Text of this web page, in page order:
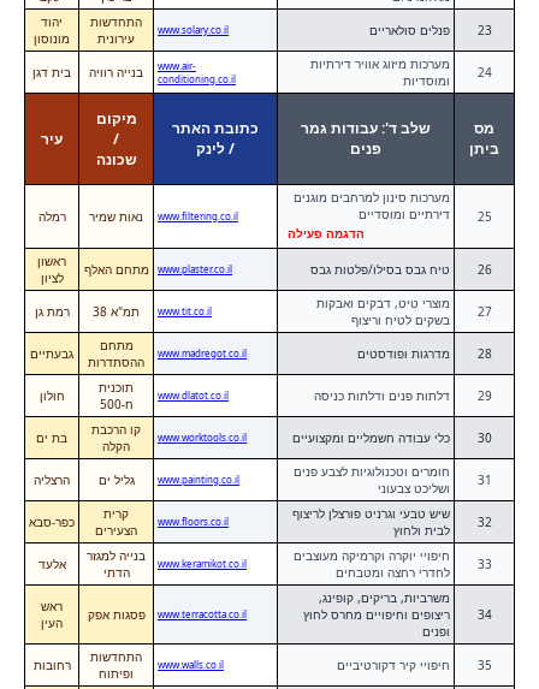
יהוד
מונוסון
התחדשות
עירונית
www.solary.co.il פנלים סולאריים 23
בית דגן בנייה רוויה
www.air-
conditioning.co.il
מערכות מיזוג אוויר דירתיות
ומוסדיות
24
עיר
מיקום
/
שכונה
כתובת האתר
/ לינק
שלב ד': עבודות גמר
פנים
מס
ביתן
רמלה נאות שמיר www.filtering.co.il
מערכות סינון למרחבים מוגנים
דירתיים ומוסדיים
הדגמה פעילה
25
ראשון
לציון
מתחם האלף www.plaster.co.il טיח גבס בסילו/פלטות גבס 26
רמת גן תמ"א 38 www.tit.co.il
מוצרי טיט, דבקים ואבקות
בשקים לטיח וריצוף
27
גבעתיים
מתחם
ההסתדרות
www.madregot.co.il מדרגות ופודסטים 28
חולון
תוכנית
ח-500
www.dlatot.co.il דלתות פנים ודלתות כניסה 29
בת ים
קו הרכבת
הקלה
www.worktools.co.il כלי עבודה חשמליים ומקצועיים 30
הרצליה גליל ים www.painting.co.il
חומרים וטכנולוגיות לצבע פנים
ושליכט צבעוני
31
כפר-סבא
קרית
הצעירים
www.floors.co.il
שיש טבעי וגרניט פורצלן לריצוף
לבית ולחוץ
32
אלעד
בנייה למגזר
הדתי
www.keramikot.co.il
חיפויי יוקרה וקרמיקה מעוצבים
לחדרי רחצה ומטבחים
33
ראש
העין
פסגות אפק www.terracotta.co.il
משרביות, בריקים, קופינג,
ריצופים וחיפויים מחרס לחוץ
ופנים
34
רחובות
התחדשות
ופיתוח
www.walls.co.il חיפויי קיר דקורטיביים 35